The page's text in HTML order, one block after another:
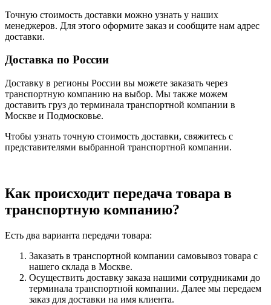
Точную стоимость доставки можно узнать у наших
менеджеров. Для этого оформите заказ и сообщите нам адрес
доставки.
Доставка по России
Доставку в регионы России вы можете заказать через
транспортную компанию на выбор. Мы также можем
доставить груз до терминала транспортной компании в
Москве и Подмосковье.
Чтобы узнать точную стоимость доставки, свяжитесь с
представителями выбранной транспортной компании.
Как происходит передача товара в
транспортную компанию?
Есть два варианта передачи товара:
Заказать в транспортной компании самовывоз товара с
нашего склада в Москве.
Осуществить доставку заказа нашими сотрудниками до
терминала транспортной компании. Далее мы передаем
заказ для доставки на имя клиента.